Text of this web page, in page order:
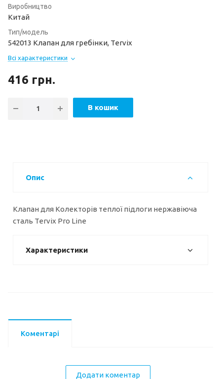
Виробництво
Китай
Тип/модель
542013 Клапан для гребінки, Tervix
Всі характеристики
416 грн.
В кошик
Опис
Клапан для Колекторів теплої підлоги нержавіюча
сталь Tervix Pro Line
Характеристики
Коментарі
Додати коментар